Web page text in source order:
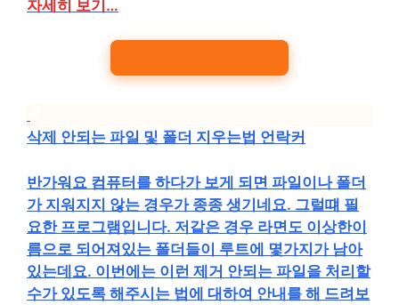
자세히 보기…
삭제 안되는 파일 및 폴더 지우는법 언락커
반가워요 컴퓨터를 하다가 보게 되면 파일이나 폴더
가 지워지지 않는 경우가 종종 생기네요. 그럴떄 필
요한 프로그램입니다. 저같은 경우 라면도 이상한이
름으로 되어져있는 폴더들이 루트에 몇가지가 남아
있는데요. 이번에는 이런 제거 안되는 파일을 처리할
수가 있도록 해주시는 법에 대하여 안내를 해 드려보